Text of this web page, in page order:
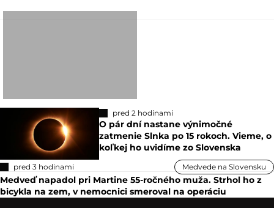
pred 2 hodinami
O pár dní nastane výnimočné
zatmenie Slnka po 15 rokoch. Vieme, o
koľkej ho uvidíme zo Slovenska
pred 3 hodinami Medvede na Slovensku
Medveď napadol pri Martine 55-ročného muža. Strhol ho z
bicykla na zem, v nemocnici smeroval na operáciu